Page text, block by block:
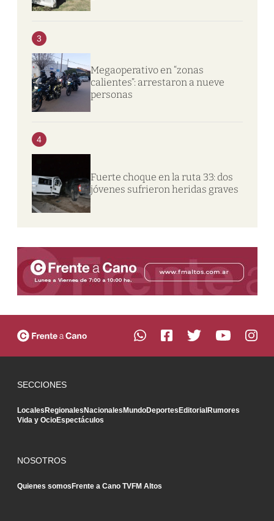
3
Megaoperativo en “zonas
calientes”: arrestaron a nueve
personas
4
Fuerte choque en la ruta 33: dos
jóvenes sufrieron heridas graves
SECCIONES
LocalesRegionalesNacionalesMundoDeportesEditorialRumores
Vida y OcioEspectáculos
NOSOTROS
Quienes somosFrente a Cano TVFM Altos